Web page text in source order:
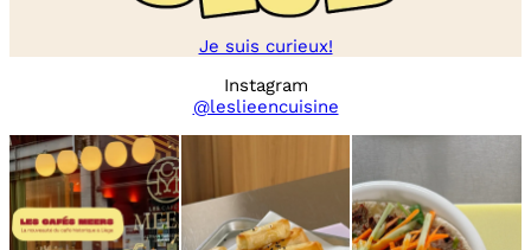
Je suis curieux!
Instagram
@leslieencuisine